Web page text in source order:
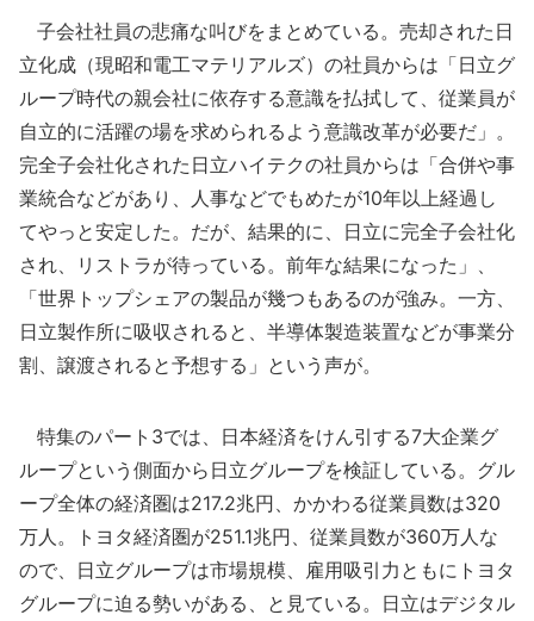
子会社社員の悲痛な叫びをまとめている。売却された日
立化成（現昭和電工マテリアルズ）の社員からは「日立グ
ループ時代の親会社に依存する意識を払拭して、従業員が
自立的に活躍の場を求められるよう意識改革が必要だ」。
完全子会社化された日立ハイテクの社員からは「合併や事
業統合などがあり、人事などでもめたが10年以上経過し
てやっと安定した。だが、結果的に、日立に完全子会社化
され、リストラが待っている。前年な結果になった」、
「世界トップシェアの製品が幾つもあるのが強み。一方、
日立製作所に吸収されると、半導体製造装置などが事業分
割、譲渡されると予想する」という声が。
特集のパート3では、日本経済をけん引する7大企業グ
ループという側面から日立グループを検証している。グル
ープ全体の経済圏は217.2兆円、かかわる従業員数は320
万人。トヨタ経済圏が251.1兆円、従業員数が360万人な
ので、日立グループは市場規模、雇用吸引力ともにトヨタ
グループに迫る勢いがある、と見ている。日立はデジタル